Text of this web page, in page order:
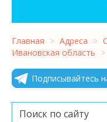
Главная > Адреса >
Ивановская область >
Подписывайтесь
Искать...